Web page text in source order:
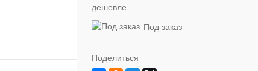
дешевле
Под заказ
Поделиться